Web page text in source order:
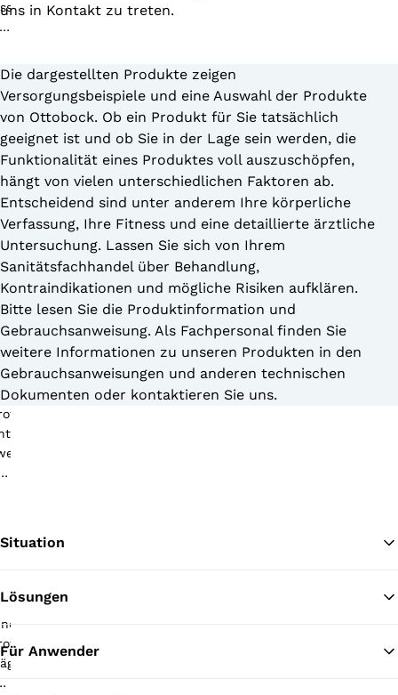
uns in Kontakt zu treten.
Die dargestellten Produkte zeigen
Versorgungsbeispiele und eine Auswahl der Produkte
von Ottobock. Ob ein Produkt für Sie tatsächlich
geeignet ist und ob Sie in der Lage sein werden, die
Funktionalität eines Produktes voll auszuschöpfen,
hängt von vielen unterschiedlichen Faktoren ab.
Entscheidend sind unter anderem Ihre körperliche
Verfassung, Ihre Fitness und eine detaillierte ärztliche
Untersuchung. Lassen Sie sich von Ihrem
Sanitätsfachhandel über Behandlung,
Kontraindikationen und mögliche Risiken aufklären.
Bitte lesen Sie die Produktinformation und
Gebrauchsanweisung. Als Fachpersonal finden Sie
weitere Informationen zu unseren Produkten in den
Gebrauchsanweisungen und anderen technischen
Dokumenten oder kontaktieren Sie uns.
Situation
Lösungen
Für Anwender